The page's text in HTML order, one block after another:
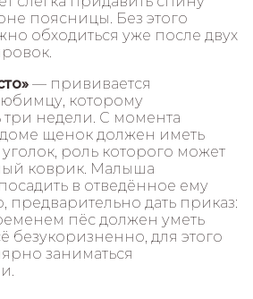
поясницы. Без этого
обходиться уже после двух
— прививается
которому
недели. С момента
щенок должен иметь
роль которого может
коврик. Малыша
в отведённое ему
предварительно дать приказ:
пёс должен уметь
безукоризненно, для этого
заниматься